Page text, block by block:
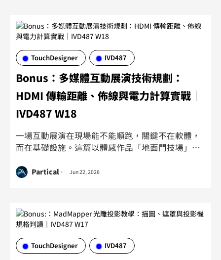
TouchDesigner IVD487
Bonus：多媒體互動展演技術規劃：
HDMI 傳輸距離、佈線與電力計算實戰｜
IVD487 W18
Partical Jun 22, 2026
一場互動展演在現場能不能順跑，關鍵不在軟體，
而在基礎設施。這篇以體感作品「地面鬥技場」為
度、顯示三大類、投影機規格、HDMI 傳輸距離解
前掃一遍就能跟廠商對得上話。
TouchDesigner IVD487